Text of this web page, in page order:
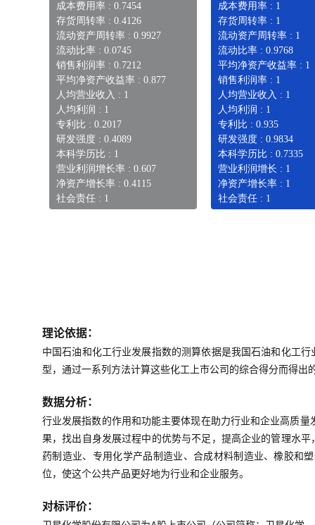
成本费用率 : 0.7454
存货周转率 : 0.4126
流动资产周转率 : 0.9927
流动比率 : 0.0745
销售利润率 : 0.7212
平均净资产收益率 : 0.877
人均营业收入 : 1
人均利润 : 1
专利比 : 0.2017
研发强度 : 0.4089
本科学历比 : 1
营业利润增长率 : 0.607
净资产增长率 : 0.4115
社会责任 : 1
成本费用率 : 1
存货周转率 : 1
流动资产周转率 : 1
流动比率 : 0.9768
平均净资产收益率 : 1
销售利润率 : 1
人均营业收入 : 1
人均利润 : 1
专利比 : 0.935
研发强度 : 0.9834
本科学历比 : 0.7335
营业利润增长 : 1
净资产增长率 : 1
社会责任 : 1
理论依据：
中国石油和化工行业发展指数的测算依据是我国石油和化工
型，通过一系列方法计算这些化工上市公司的综合得分而得
数据分析：
行业发展指数的作用和功能主要体现在助力行业和企业高质
果，找出自身发展过程中的优势与不足，提高企业的管理水
药制造业、专用化学产品制造业、合成材料制造业、橡胶和
位，使这个公共产品更好地为行业和企业服务。
对标评价：